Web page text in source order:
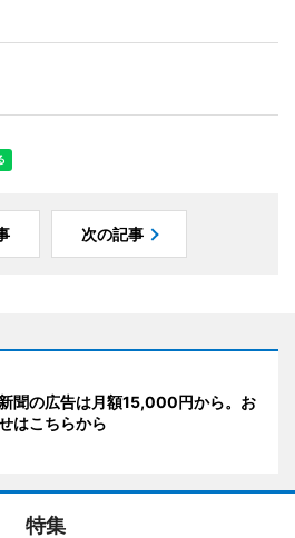
次の記事
聞の広告は月額15,000円から。お
はこちらから
特集